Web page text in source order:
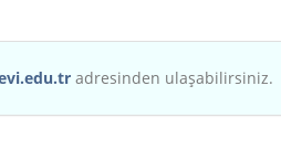
adresinden ulaşabilirsiniz.